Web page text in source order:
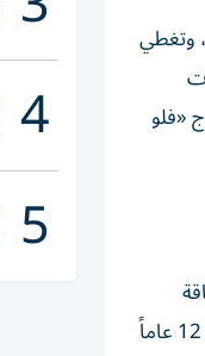
وتغطي
«فلو
«اكتشاف الجزيرة» في منتجع أنانتارا فلل اليم الفطور، وتسجيل المغادرة المتأخرة حتى الساعة 2 ظهراً، وإقامة مجانية للأطفال دون 12 عاماً
4
5